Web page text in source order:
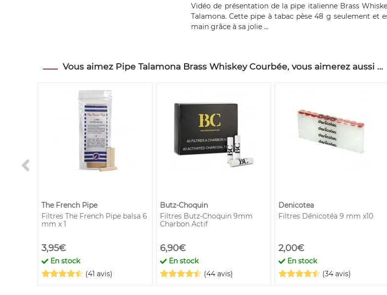
Vidéo de présentation de la pipe italienne Brass
Talamona. Cette pipe à tabac pèse 48 g seulement et
main grâce à sa jolie ...
Vous aimez Pipe Talamona Brass Whiskey Courbée, vous aimerez aussi ...
The French Pipe
Filtres The French Pipe balsa 6
mm x 1
3,95€
En stock
(41 avis)
Butz-Choquin
Filtres Butz-Choquin 9mm
Charbon Actif
6,90€
En stock
(44 avis)
Denicotea
Filtres Dénicotéa 9 mm x10
2,00€
En stock
(34 avis)